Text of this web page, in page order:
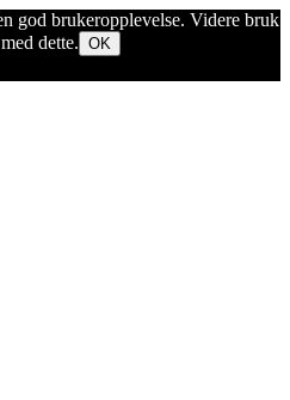
god brukeropplevelse. Videre bruk
dette. OK